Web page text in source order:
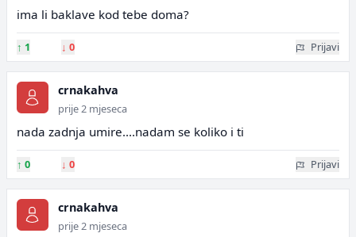
ima li baklave kod tebe doma?
↑ 1 ↓ 0 Prijavi
crnakahva
prije 2 mjeseca
nada zadnja umire....nadam se koliko i ti
↑ 0 ↓ 0 Prijavi
crnakahva
prije 2 mjeseca